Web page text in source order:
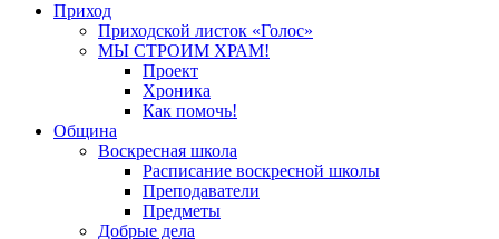
Приход
Приходской листок «Голос»
МЫ СТРОИМ ХРАМ!
Проект
Хроника
Как помочь!
Община
Воскресная школа
Расписание воскресной школы
Преподаватели
Предметы
Добрые дела